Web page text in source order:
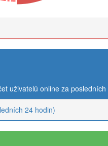
uživatelů online za
24 hodin)